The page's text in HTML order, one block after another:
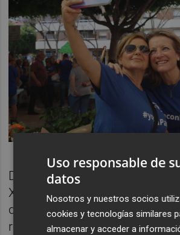
Desde el Partido Popular
Xirivella “ha vuelto a ponerse
después de muchos años de
resignación e inmovilismo”. La
Uso responsable de
datos
Nosotros y nuestros socios
cookies y tecnologías similares
almacenar y acceder a